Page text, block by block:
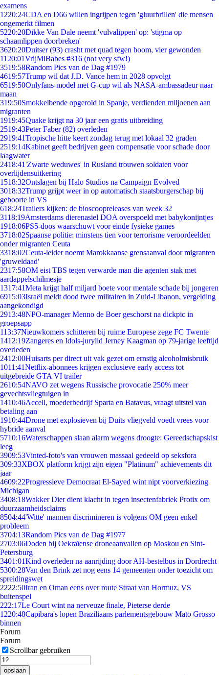
examens
1220:24CDA en D66 willen ingrijpen tegen 'gluurbrillen' die mensen
ongemerkt filmen
5220:20Dikke Van Dale neemt 'vulvalippen' op: 'stigma op
schaamlippen doorbreken'
3620:20Duitser (93) crasht met quad tegen boom, vier gewonden
11 20:01VrijMiBabes #316 (not very sfw!)
3519:58Random Pics van de Dag #1979
4619:57Trump wil dat J.D. Vance hem in 2028 opvolgt
6519:50Onlyfans-model met G-cup wil als NASA-ambassadeur naar
maan
319:50Smokkelbende opgerold in Spanje, verdienden miljoenen aan
migranten
1919:45Quake krijgt na 30 jaar een gratis uitbreiding
2519:43Peter Faber (82) overleden
2919:41Tropische hitte keert zondag terug met lokaal 32 graden
2519:14Kabinet geeft bedrijven geen compensatie voor schade door
laagwater
2418:41'Zwarte weduwes' in Rusland trouwen soldaten voor
overlijdensuitkering
1518:32Ontslagen bij Halo Studios na Campaign Evolved
3018:32Trump grijpt weer in op automatisch staatsburgerschap bij
geboorte in VS
618:24Trailers kijken: de bioscoopreleases van week 32
3118:19Amsterdams dierenasiel DOA overspoeld met babykonijntjes
1918:06PS5-doos waarschuwt voor einde fysieke games
3718:02Spaanse politie: minstens tien voor terrorisme veroordeelden
onder migranten Ceuta
3318:02Ceuta-leider noemt Marokkaanse grensaanval door migranten
'gruweldaad'
2317:58OM eist TBS tegen verwarde man die agenten stak met
aardappelschilmesje
1317:41Meta krijgt half miljard boete voor mentale schade bij jongeren
6915:03Israël meldt dood twee militairen in Zuid-Libanon, vergelding
aangekondigd
2913:48NPO-manager Menno de Boer geschorst na dickpic in
groepsapp
113:37Nieuwkomers schitteren bij ruime Europese zege FC Twente
1412:19Zangeres en Idols-jurylid Jerney Kaagman op 79-jarige leeftijd
overleden
2412:00Huisarts per direct uit vak gezet om ernstig alcoholmisbruik
1011:41Netflix-abonnees krijgen exclusieve early access tot
uitgebreide GTA VI trailer
2610:54NAVO zet wegens Russische provocatie 250% meer
gevechtsvliegtuigen in
1410:46Accell, moederbedrijf Sparta en Batavus, vraagt uitstel van
betaling aan
1910:44Drone met explosieven bij Duits vliegveld voedt vrees voor
hybride aanval
5710:16Waterschappen slaan alarm wegens droogte: Gereedschapskist
leeg
3909:53Vinted-foto's van vrouwen massaal gedeeld op seksfora
309:33XBOX platform krijgt zijn eigen "Platinum" achievements dit
jaar
4609:22Progressieve Democraat El-Sayed wint nipt voorverkiezing
Michigan
3408:18Wakker Dier dient klacht in tegen insectenfabriek Protix om
duurzaamheidsclaims
8504:44'Witte' mannen discrimineren is volgens OM geen enkel
probleem
3704:13Random Pics van de Dag #1977
2703:06Doden bij Oekraïense droneaanvallen op Moskou en Sint-
Petersburg
3401:01Kind overleden na aanrijding door AH-bestelbus in Dordrecht
5300:28Van den Brink zet nog eens 14 gemeenten onder toezicht om
spreidingswet
2222:50Iran en Oman eens over route Straat van Hormuz, VS
buitenspel
222:17Le Court wint na nerveuze finale, Pieterse derde
1220:48Capibara's lopen Braziliaans parlementsgebouw Mato Grosso
binnen
Forum
Forum
Scrollbar gebruiken
opslaan